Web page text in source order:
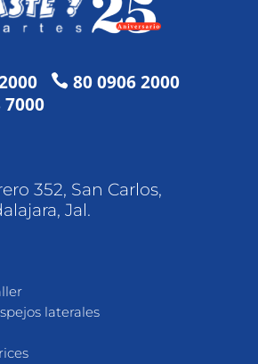
 80 0906 2000
7000
352, San Carlos,
Jal.
laterales